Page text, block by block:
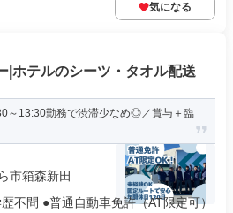
気になる
|ホテルのシーツ・タオル配送
～13:30勤務で渋滞少なめ◎／賞与＋臨
市箱森新田
不問 ●普通自動車免許（AT限定可）